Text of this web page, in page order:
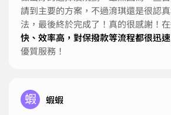
請到主要的方案，不過淯琪還是很認
法，最後終於完成了！真的很感謝！
快、效率高，對保撥款等流程都很迅速
優質服務！
蝦
蝦蝦